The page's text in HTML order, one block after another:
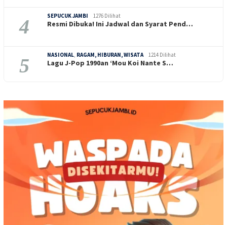
4 SEPUCUK JAMBI 1276 Dilihat
Resmi Dibuka! Ini Jadwal dan Syarat Pend…
5 NASIONAL, RAGAM, HIBURAN, WISATA 1214 Dilihat
Lagu J-Pop 1990an ‘Mou Koi Nante S…